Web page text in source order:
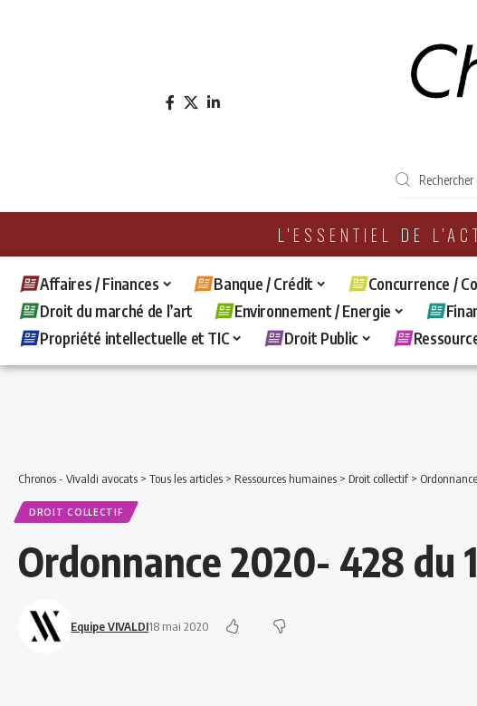
L'ESSENTIEL DE
Affaires / Finances Banque / Crédit Concurrence /
Droit du marché de l’art
Environnement / Energie
Propriété intellectuelle et TIC
Droit Public
Chronos - Vivaldi avocats > Tous les articles > Ressources humaines > Droit collectif >
DROIT COLLECTIF
Ordonnance 2020- 428 du
Equipe VIVALDI18 mai 2020